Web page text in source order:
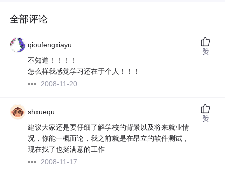
全部评论
qioufengxiayu
不知道！！！！
怎么样我感觉学习还在于个人！！！
2008-11-20
赞
shxuequ
建议大家还是要仔细了解学校的背景以及将来就业情
况，你能一概而论，我之前就是在昂立的软件测试，
现在找了也挺满意的工作
2008-11-17
赞